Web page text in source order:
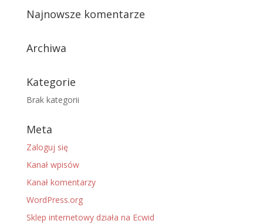
Najnowsze komentarze
Archiwa
Kategorie
Brak kategorii
Meta
Zaloguj się
Kanał wpisów
Kanał komentarzy
WordPress.org
Sklep internetowy działa na Ecwid